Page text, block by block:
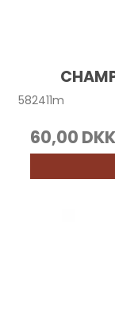
582411m
60,00 DKK